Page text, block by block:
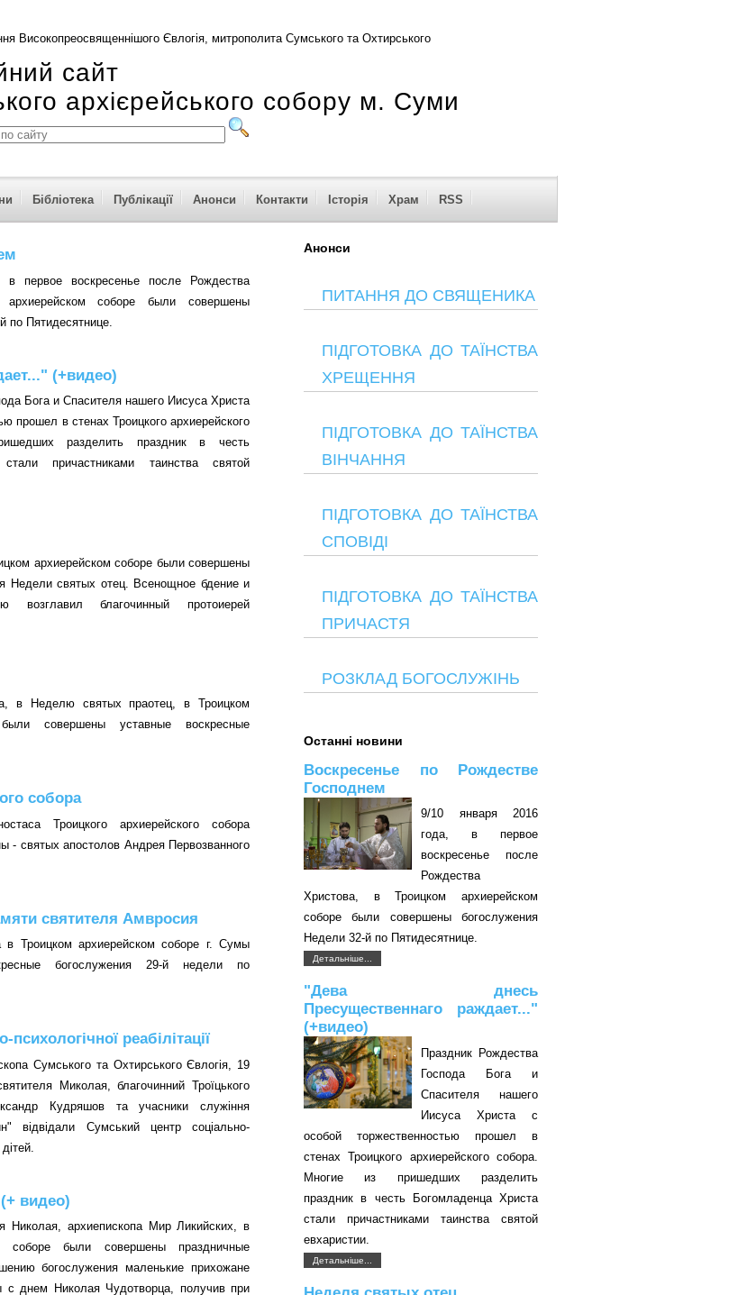
Високопреосвященнішого Євлогія, митрополита Сумського та Охтирського
сайт
архієрейського собору м. Суми
Бібліотека Публікації Анонси Контакти Історія Храм RSS
первое воскресенье после Рождества
соборе были совершены
по Пятидесятнице.
(+видео)
Бога и Спасителя нашего Иисуса Христа
прошел в стенах Троицкого архиерейского
разделить праздник в честь
причастниками таинства святой
архиерейском соборе были совершены
Недели святых отец. Всенощное бдение и
возглавил благочинный протоиерей
в Неделю святых праотец, в Троицком
совершены уставные воскресные
собора
Троицкого архиерейского собора
- святых апостолов Андрея Первозванного
святителя Амвросия
в Троицком архиерейском соборе г. Сумы
богослужения 29-й недели по
реабілітації
Сумського та Охтирського Євлогія, 19
Миколая, благочинний Троїцького
Кудряшов та учасники служіння
відвідали Сумський центр соціально-
видео)
Николая, архиепископа Мир Ликийских, в
соборе были совершены праздничные
богослужения маленькие прихожане
с днем Николая Чудотворца, получив при
Анонси
ПИТАННЯ ДО СВЯЩЕНИКА
ПІДГОТОВКА ДО ТАЇНСТВА
ХРЕЩЕННЯ
ПІДГОТОВКА ДО ТАЇНСТВА
ВІНЧАННЯ
ПІДГОТОВКА ДО ТАЇНСТВА
СПОВІДІ
ПІДГОТОВКА ДО ТАЇНСТВА
ПРИЧАСТЯ
РОЗКЛАД БОГОСЛУЖІНЬ
Останні новини
Воскресенье по Рождестве
Господнем
9/10 января 2016
года, в первое
воскресенье после
Рождества
Христова, в Троицком архиерейском
соборе были совершены богослужения
Недели 32-й по Пятидесятнице.
Детальніше...
"Дева днесь
Пресущественнаго раждает..."
(+видео)
Праздник Рождества
Господа Бога и
Спасителя нашего
Иисуса Христа с
особой торжественностью прошел в
стенах Троицкого архиерейского собора.
Многие из пришедших разделить
праздник в честь Богомладенца Христа
стали причастниками таинства святой
евхаристии.
Детальніше...